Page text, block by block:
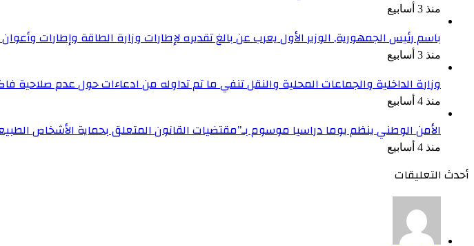
منذ 3 أسابيع
باسم رئيس الجمهورية, الوزير الأول يعرب عن بالغ تقديره لإطارات وزارة الطاقة وإطارات
منذ 3 أسابيع
وزارة الداخلية والجماعات المحلية والنقل تنفي ما تم تداوله من ادعاءات حول عدم صلاحية
منذ 4 أسابيع
الأمن الوطني ينظم يوما دراسيا موسوم بـ”مقتضيات القانون المتعلق بحماية الأشخاص
منذ 4 أسابيع
أحدث التعليقات